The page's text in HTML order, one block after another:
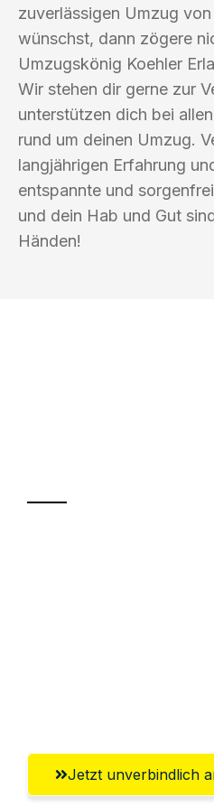
zuverlässigen Umzug
wünschst, dann zögere
Umzugskönig Koehler
Wir stehen dir gerne zur
unterstützen dich bei
rund um deinen Umzug.
langjährigen Erfahrung
entspannte und
und dein Hab und Gut
Händen!
Jetzt unverbindlich